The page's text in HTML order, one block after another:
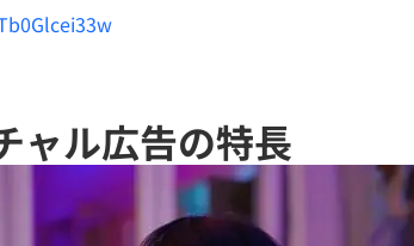
ャル広告の特長